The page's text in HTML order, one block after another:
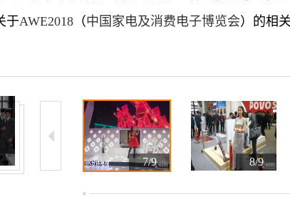
于AWE2018 （中国家电及消费电子博览会）的相
7/9 8/9